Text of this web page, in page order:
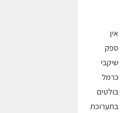
אין
ספק
שיקבי
כרמל
בולטים
בתערוכת